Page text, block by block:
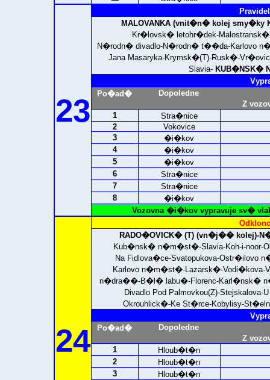
23
MALOVANKA (vnit�n� kolej smy�ky
Kr�lovsk� letohr�dek-
N�rodn� divadlo-N�rodn� t��da-
Jana Masaryka-Krymsk�(T)-Rusk�-
Slavia- KUB�NSK�
Po�ad�
Dopoledne
Z
1
Stra�nice
2
Vokovice
3
�i�kov
4
�i�kov
5
�i�kov
6
Stra�nice
7
Stra�nice
8
�i�kov
Vozovna �i�kov vypravuje sv�
24
RADO�OVICK� (T) (vn�j�� kolej)-
Kub�nsk� n�m�st�-Slavia-Koh-i-noor-
Na Fidlova�ce-Svatopukova-Ostr�ilovo
Karlovo n�m�st�-Lazarsk�-
n�dra��-B�l� labu�-Florenc-Karl�nsk�
Divadlo Pod Palmovkou(Z)-
Okrouhlick�-Ke St�rce-Kobylisy-
Po�ad�
Dopoledne
Z
1
Hloub�t�n
2
Hloub�t�n
3
Hloub�t�n